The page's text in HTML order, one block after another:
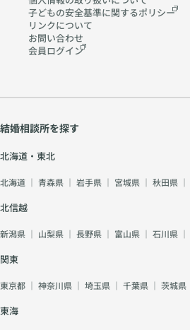
子どもの安全基準に関するポリシー
リンクについて
お問い合わせ
会員ログイン
結婚相談所を探す
北海道・東北
北海道 ｜ 青森県 ｜ 岩手県 ｜ 宮城県 ｜ 秋田県 ｜
北信越
新潟県 ｜ 山梨県 ｜ 長野県 ｜ 富山県 ｜ 石川県 ｜
関東
東京都 ｜ 神奈川県 ｜ 埼玉県 ｜ 千葉県 ｜ 茨城県
東海